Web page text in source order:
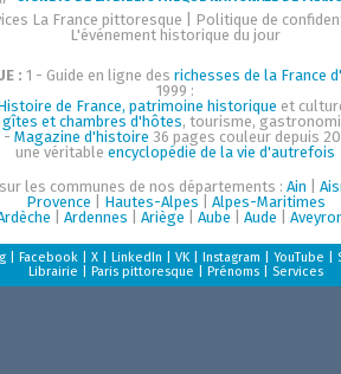
La France pittoresque
Politique de
L'événement historique du jour
: 1 - Guide en ligne des richesses de la France
1999 :
de France, patrimoine historique et
gîtes et chambres d'hôtes, tourisme,
- Magazine d'histoire 36 pages couleur depuis
une véritable encyclopédie de la vie d'autrefois
les communes de nos départements : Ain
Provence
Hautes-Alpes
Alpes-Maritimes
Ardennes Ariège Aube Aude
| Facebook| X| LinkedIn VK| Instagram YouTube
Librairie
Paris pittoresque Prénoms| Services